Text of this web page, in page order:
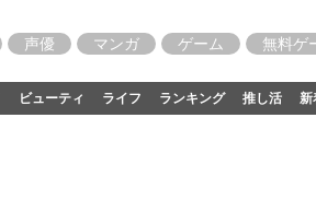
声優 マンガ ゲーム 無料ゲ
ビューティ ライフ ランキング 推し活 新